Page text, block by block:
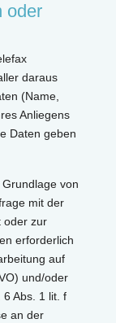
oder
daraus
(Name,
Anliegens
Daten geben
von
mit der
oder zur
erforderlich
auf
und/oder
Abs. 1 lit. f
an der